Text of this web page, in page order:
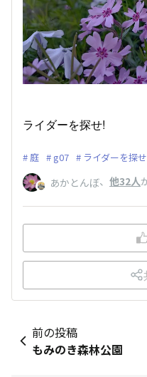
ライダーを探せ!
庭 g07 ライダーを探せ
あかとんぼ、 他32人
前の投稿
もみのき森林公園